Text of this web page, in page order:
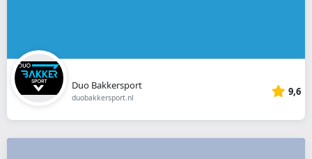
Duo Bakkersport
duobakkersport.nl 9,6